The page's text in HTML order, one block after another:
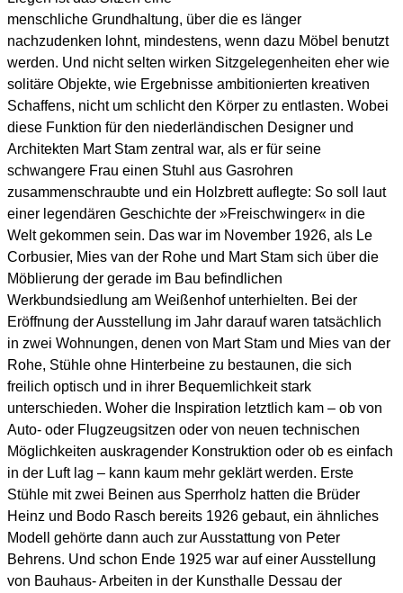
menschliche Grundhaltung, über die es länger
nachzudenken lohnt, mindestens, wenn dazu Möbel benutzt
werden. Und nicht selten wirken Sitzgelegenheiten eher wie
solitäre Objekte, wie Ergebnisse ambitionierten kreativen
Schaffens, nicht um schlicht den Körper zu entlasten. Wobei
diese Funktion für den niederländischen Designer und
Architekten Mart Stam zentral war, als er für seine
schwangere Frau einen Stuhl aus Gasrohren
zusammenschraubte und ein Holzbrett auflegte: So soll laut
einer legendären Geschichte der »Freischwinger« in die
Welt gekommen sein. Das war im November 1926, als Le
Corbusier, Mies van der Rohe und Mart Stam sich über die
Möblierung der gerade im Bau befindlichen
Werkbundsiedlung am Weißenhof unterhielten. Bei der
Eröffnung der Ausstellung im Jahr darauf waren tatsächlich
in zwei Wohnungen, denen von Mart Stam und Mies van der
Rohe, Stühle ohne Hinterbeine zu bestaunen, die sich
freilich optisch und in ihrer Bequemlichkeit stark
unterschieden. Woher die Inspiration letztlich kam – ob von
Auto- oder Flugzeugsitzen oder von neuen technischen
Möglichkeiten auskragender Konstruktion oder ob es einfach
in der Luft lag – kann kaum mehr geklärt werden. Erste
Stühle mit zwei Beinen aus Sperrholz hatten die Brüder
Heinz und Bodo Rasch bereits 1926 gebaut, ein ähnliches
Modell gehörte dann auch zur Ausstattung von Peter
Behrens. Und schon Ende 1925 war auf einer Ausstellung
von Bauhaus- Arbeiten in der Kunsthalle Dessau der